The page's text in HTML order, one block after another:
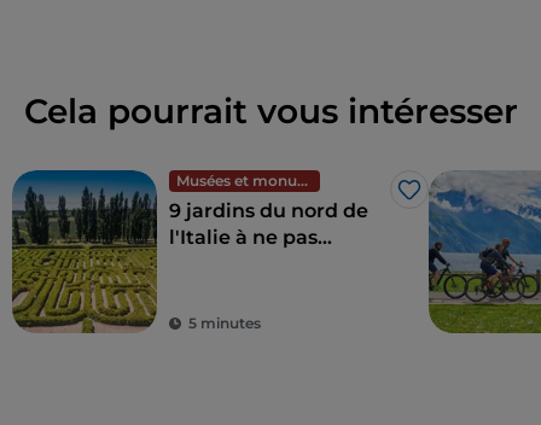
Cela pourrait vous intéresser
Musées et monuments
J’aime
9 jardins du nord de
l'Italie à ne pas
5 minutes